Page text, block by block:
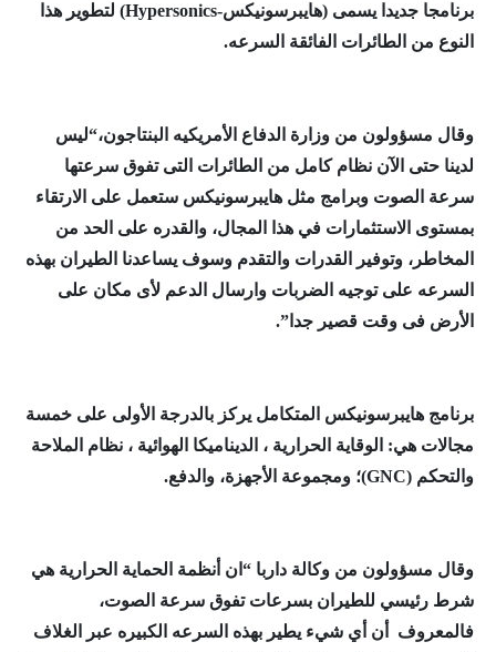
برنامجا جديدا يسمى (هايبرسونيكس-Hypersonics) لتطوير هذا
النوع من الطائرات الفائقة السرعه.
وقال مسؤولون من وزارة الدفاع الأمريكيه البنتاجون،“ليس
لدينا حتى الآن نظام كامل من الطائرات التى تفوق سرعتها
سرعة الصوت وبرامج مثل هايبرسونيكس ستعمل على الارتقاء
بمستوى الاستثمارات في هذا المجال، والقدره على الحد من
المخاطر، وتوفير القدرات والتقدم وسوف يساعدنا الطيران بهذه
السرعه على توجيه الضربات وارسال الدعم لأى مكان على
الأرض فى وقت قصير جدا”.
برنامج هايبرسونيكس المتكامل يركز بالدرجة الأولى على خمسة
مجالات هي: الوقاية الحرارية ، الديناميكا الهوائية ، نظام الملاحة
والتحكم (GNC)؛ ومجموعة الأجهزة، والدفع.
وقال مسؤولون من وكالة داربا “ان أنظمة الحماية الحرارية هي
شرط رئيسي للطيران بسرعات تفوق سرعة الصوت،
فالمعروف أن أي شيء يطير بهذه السرعه الكبيره عبر الغلاف